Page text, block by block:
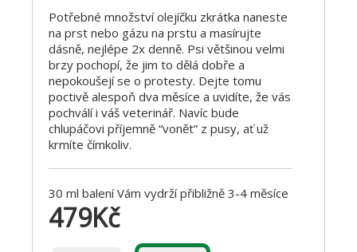
Potřebné množství olejíčku zkrátka naneste
na prst nebo gázu na prstu a masírujte
dásně, nejlépe 2x denně. Psi většinou velmi
brzy pochopí, že jim to dělá dobře a
nepokoušejí se o protesty. Dejte tomu
poctivě alespoň dva měsíce a uvidíte, že vás
pochválí i váš veterinář. Navíc bude
chlupáčovi příjemně “vonět” z pusy, ať už
krmíte čímkoliv.
30 ml balení Vám vydrží přibližně 3-4 měsíce
479Kč